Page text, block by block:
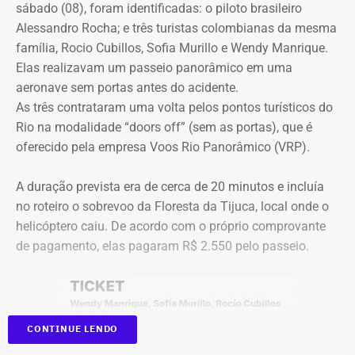
R$ 16,9 milhões publicado esta semana, foi notificado a
apresentar defesa no processo do TCE.
Diferença de processos
Vale ressaltar que, diferentemente da Concorrência nº
041/2025 que foi objeto de determinação de anulação
pelo TCE, o aditivo recém-publicado é referente a um
procedimento licitatório anterior: a Concorrência SRP nº
036/2022.
Ainda que se trate de licitações distintas, a manutenção
dos pagamentos e a prorrogação milionária a favor da
Geo Ambiental Empreendimentos LTDA ocorrem
exatamente no momento em que a conduta da Secretaria
de Obras e os contratos de aluguel de maquinário pesado
do município estão sob severa auditoria da Corte de
Com tradição na realização de debates eleitorais, a Band
promove o encontro como um espaço para o confronto
de ideias e para que os eleitores conheçam as propostas
dos candidatos. A mediação será da jornalista Adriana
Araújo.
Como vai ser o debate
O formato do debate consiste em três blocos de
perguntas e respostas, confrontos diretos entre os
participantes e espaço para considerações finais.
A ordem das perguntas será definida por sorteio, e o
mediador apenas fará a condução do debate. Esgotados
os tempos de cada candidato, o áudio do microfone será
sábado (08), foram identificadas: o piloto brasileiro
Alessandro Rocha; e três turistas colombianas da mesma
família, Rocio Cubillos, Sofia Murillo e Wendy Manrique.
Elas realizavam um passeio panorâmico em uma
aeronave sem portas antes do acidente.
As três contrataram uma volta pelos pontos turísticos do
Rio na modalidade “doors off” (sem as portas), que é
oferecido pela empresa Voos Rio Panorâmico (VRP).
A duração prevista era de cerca de 20 minutos e incluía
no roteiro o sobrevoo da Floresta da Tijuca, local onde o
helicóptero caiu. De acordo com o próprio comprovante
de pagamento, elas pagaram R$ 2.550 pelo passeio.
CONTINUE LENDO